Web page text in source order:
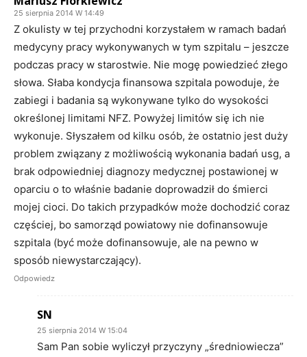
25 sierpnia 2014 W 14:49
Z okulisty w tej przychodni korzystałem w ramach badań
medycyny pracy wykonywanych w tym szpitalu – jeszcze
podczas pracy w starostwie. Nie mogę powiedzieć złego
słowa. Słaba kondycja finansowa szpitala powoduje, że
zabiegi i badania są wykonywane tylko do wysokości
określonej limitami NFZ. Powyżej limitów się ich nie
wykonuje. Słyszałem od kilku osób, że ostatnio jest duży
problem związany z możliwością wykonania badań usg, a
brak odpowiedniej diagnozy medycznej postawionej w
oparciu o to właśnie badanie doprowadził do śmierci
mojej cioci. Do takich przypadków może dochodzić coraz
częściej, bo samorząd powiatowy nie dofinansowuje
szpitala (być może dofinansowuje, ale na pewno w
sposób niewystarczający).
Odpowiedz
SN
25 sierpnia 2014 W 15:04
Sam Pan sobie wyliczył przyczyny „średniowiecza”